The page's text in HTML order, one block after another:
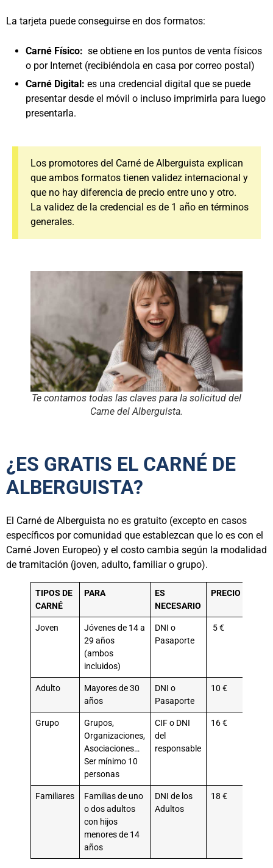
La tarjeta puede conseguirse en dos formatos:
Carné Físico: se obtiene en los puntos de venta físicos
o por Internet (recibiéndola en casa por correo postal)
Carné Digital: es una credencial digital que se puede
presentar desde el móvil o incluso imprimirla para luego
presentarla.
Los promotores del Carné de Alberguista explican
que ambos formatos tienen validez internacional y
que no hay diferencia de precio entre uno y otro.
La validez de la credencial es de 1 año en términos
generales.
Te contamos todas las claves para la solicitud del
Carne del Alberguista.
¿ES GRATIS EL CARNÉ DE
ALBERGUISTA?
El Carné de Alberguista no es gratuito (excepto en casos
específicos por comunidad que establezcan que lo es con el
Carné Joven Europeo) y el costo cambia según la modalidad
de tramitación (joven, adulto, familiar o grupo).
TIPOS DE
CARNÉ
PARA
ES
NECESARIO
PRECIO
Joven
Jóvenes de 14 a
29 años
(ambos
incluidos)
DNI o
Pasaporte
5 €
Adulto
Mayores de 30
años
DNI o
Pasaporte
10 €
Grupo
Grupos,
Organizaciones,
Asociaciones…
Ser mínimo 10
personas
CIF o DNI
del
responsable
16 €
Familiares
Familias de uno
o dos adultos
con hijos
menores de 14
años
DNI de los
Adultos
18 €